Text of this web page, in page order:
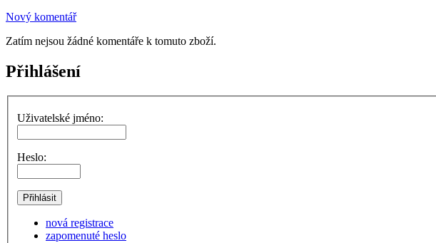
Nový komentář
Zatím nejsou žádné komentáře k tomuto zboží.
Přihlášení
Uživatelské jméno:
Heslo:
nová registrace
zapomenuté heslo